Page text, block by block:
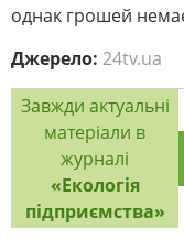
однак грошей
Джерело: 24tv.ua
Завжди актуальні
матеріали в
журналі
«Екологія
підприємства»